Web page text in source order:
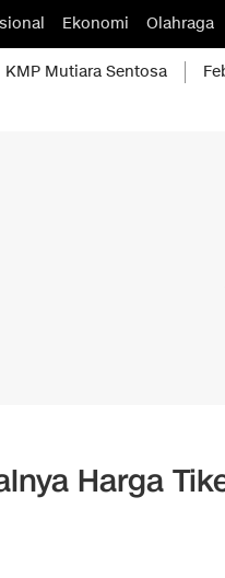
Ekonomi Olahraga
KMP Mutiara Sentosa
Harga